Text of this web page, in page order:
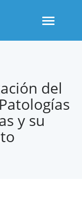
Toggle
del
y su